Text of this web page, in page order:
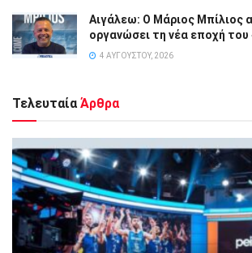
Αιγάλεω: Ο Μάριος Μπίλιος
οργανώσει τη νέα εποχή του
4 ΑΥΓΟΎΣΤΟΥ, 2026
Τελευταία Άρθρα